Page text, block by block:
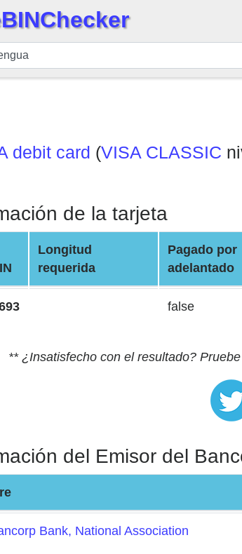
debit card (VISA CLASSIC
de la tarjeta
Longitud
requerida
Pagado por
adelantado
false
** ¿Insatisfecho con el resultado?
del Emisor del
Bank, National Association